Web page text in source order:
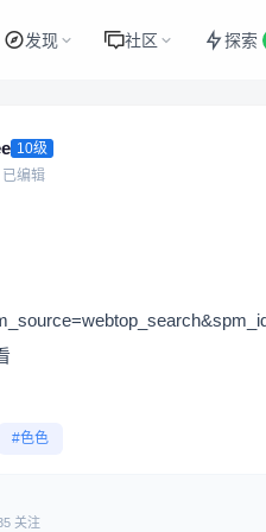
发现 社区 探索
10级
已编辑
#色色
关注